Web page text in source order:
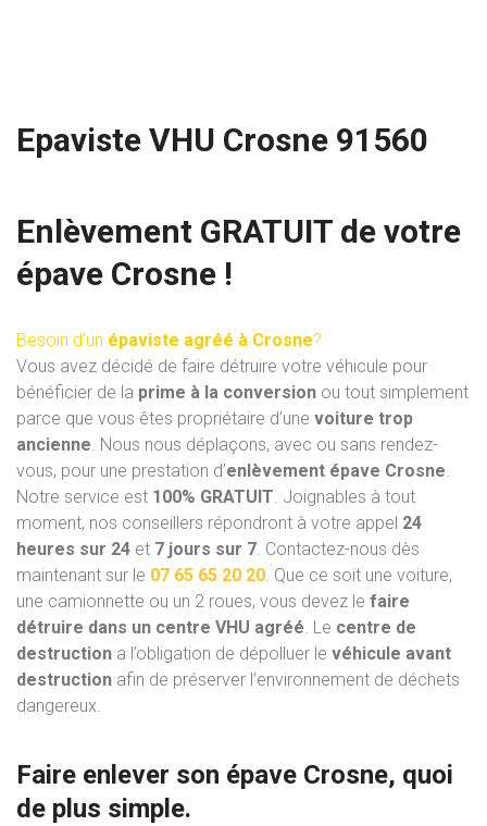
Epaviste VHU Crosne 91560
Enlèvement GRATUIT de votre
épave Crosne !
Besoin d’un épaviste agréé à Crosne?
Vous avez décidé de faire détruire votre véhicule pour
bénéficier de la prime à la conversion ou tout simplement
parce que vous êtes propriétaire d’une voiture trop
ancienne. Nous nous déplaçons, avec ou sans rendez-
vous, pour une prestation d’enlèvement épave Crosne.
Notre service est 100% GRATUIT. Joignables à tout
moment, nos conseillers répondront à votre appel 24
heures sur 24 et 7 jours sur 7. Contactez-nous dès
maintenant sur le 07 65 65 20 20. Que ce soit une voiture,
une camionnette ou un 2 roues, vous devez le faire
détruire dans un centre VHU agréé. Le centre de
destruction a l’obligation de dépolluer le véhicule avant
destruction afin de préserver l’environnement de déchets
dangereux.
Faire enlever son épave Crosne, quoi
de plus simple.